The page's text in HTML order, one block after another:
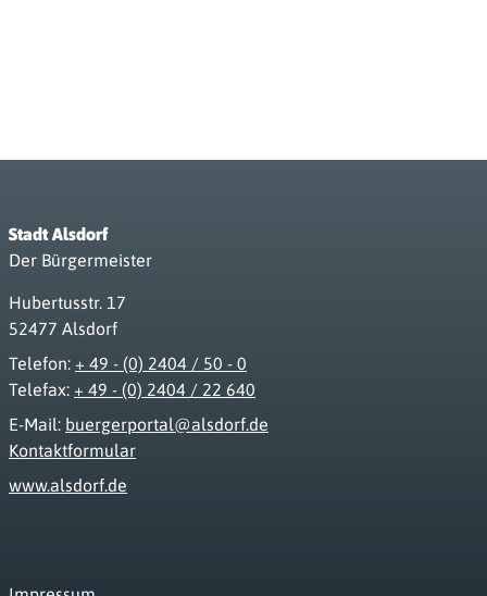
Stadt Alsdorf
Der Bürgermeister
Hubertusstr. 17
52477 Alsdorf
Telefon: + 49 - (0) 2404 / 50 - 0
Telefax: + 49 - (0) 2404 / 22 640
E-Mail: buergerportal@alsdorf.de
Kontaktformular
www.alsdorf.de